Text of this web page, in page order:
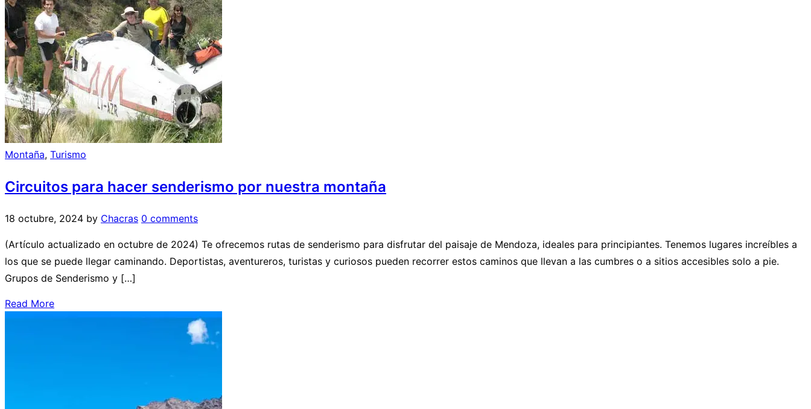
Montaña, Turismo
Circuitos para hacer senderismo por nuestra montaña
18 octubre, 2024 by Chacras 0 comments
(Artículo actualizado en octubre de 2024) Te ofrecemos rutas de senderismo para disfrutar del paisaje de Mendoza, ideales para principiantes. Tenemos lugares increíbles a
los que se puede llegar caminando. Deportistas, aventureros, turistas y curiosos pueden recorrer estos caminos que llevan a las cumbres o a sitios accesibles solo a pie.
Grupos de Senderismo y […]
Read More